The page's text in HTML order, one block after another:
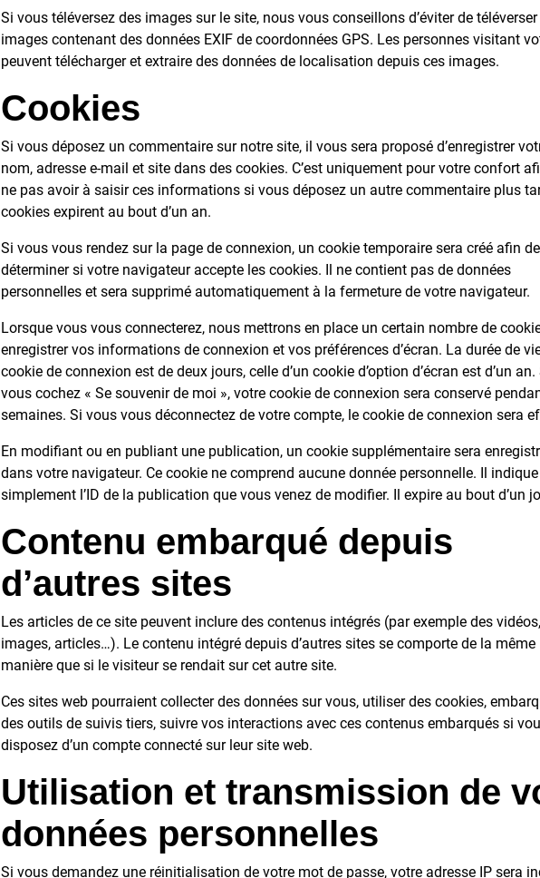
Si vous téléversez des images sur le site, nous vous conseillons d’éviter de
images contenant des données EXIF de coordonnées GPS. Les personnes visitant
peuvent télécharger et extraire des données de localisation depuis ces images.
Cookies
Si vous déposez un commentaire sur notre site, il vous sera proposé d’enregistrer
nom, adresse e-mail et site dans des cookies. C’est uniquement pour votre confort
ne pas avoir à saisir ces informations si vous déposez un autre commentaire plus
cookies expirent au bout d’un an.
Si vous vous rendez sur la page de connexion, un cookie temporaire sera créé afin de
déterminer si votre navigateur accepte les cookies. Il ne contient pas de données
personnelles et sera supprimé automatiquement à la fermeture de votre navigateur.
Lorsque vous vous connecterez, nous mettrons en place un certain nombre de
enregistrer vos informations de connexion et vos préférences d’écran. La durée de
cookie de connexion est de deux jours, celle d’un cookie d’option d’écran est d’un an.
vous cochez « Se souvenir de moi », votre cookie de connexion sera conservé
semaines. Si vous vous déconnectez de votre compte, le cookie de connexion sera
En modifiant ou en publiant une publication, un cookie supplémentaire sera
dans votre navigateur. Ce cookie ne comprend aucune donnée personnelle. Il indique
simplement l’ID de la publication que vous venez de modifier. Il expire au bout d’un
Contenu embarqué depuis
d’autres sites
Les articles de ce site peuvent inclure des contenus intégrés (par exemple des vidéos,
images, articles…). Le contenu intégré depuis d’autres sites se comporte de la même
manière que si le visiteur se rendait sur cet autre site.
Ces sites web pourraient collecter des données sur vous, utiliser des cookies,
des outils de suivis tiers, suivre vos interactions avec ces contenus embarqués si
disposez d’un compte connecté sur leur site web.
Utilisation et transmission de
données personnelles
Si vous demandez une réinitialisation de votre mot de passe, votre adresse IP sera